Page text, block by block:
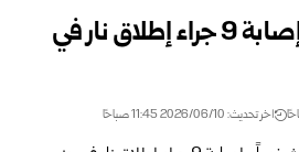
مقتل 12 شخصاً وإصابة 9 جراء إطلاق نار في
اخر تحديث: 2026/06/10 11:45 صباحًا